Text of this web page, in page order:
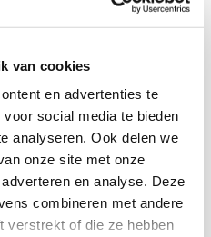
van cookies
en advertenties te
social media te bieden
analyseren. Ook delen we
onze site met onze
en analyse. Deze
combineren met andere
verstrekt of die ze hebben